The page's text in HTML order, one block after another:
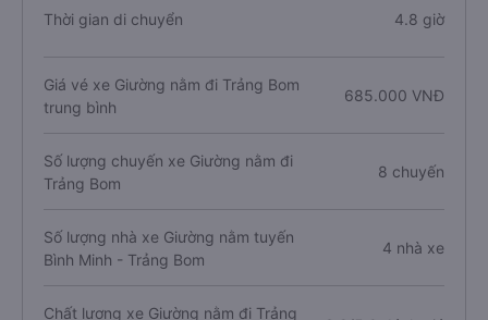
Thời gian di chuyển 4.8 giờ
Giá vé xe Giường nằm đi Trảng Bom
trung bình
685.000 VNĐ
Số lượng chuyến xe Giường nằm đi
Trảng Bom
8 chuyến
Số lượng nhà xe Giường nằm tuyến
Bình Minh - Trảng Bom
4 nhà xe
Chất lượng xe Giường nằm đi Trảng